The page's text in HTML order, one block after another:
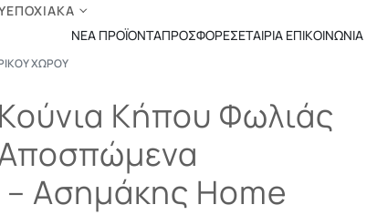
ΕΠΟΧΙΑΚΆ
ΝΈΑ ΠΡΟΪΌΝΤΑΠΡΟΣΦΟΡΈΣΕΤΑΙΡΊΑ ΕΠΙΚΟΙΝΩΝΊΑ
ΧΏΡΟΥ
Κήπου Φωλιάς
– Ασημάκης Home